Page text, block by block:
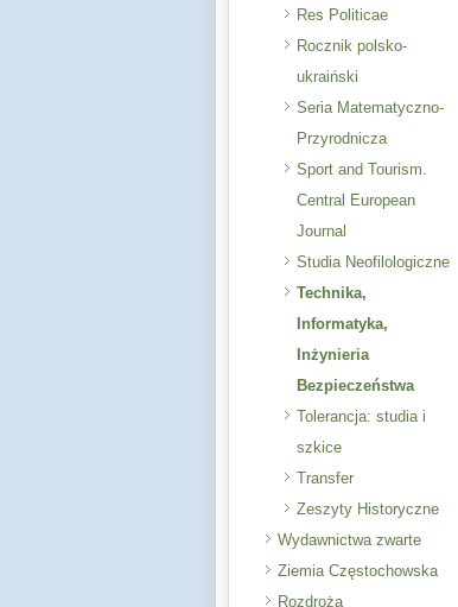
Res Politicae
Rocznik polsko-
ukraiński
Seria Matematyczno-
Przyrodnicza
Sport and Tourism.
Central European
Journal
Studia Neofilologiczne
Technika,
Informatyka,
Inżynieria
Bezpieczeństwa
Tolerancja: studia i
szkice
Transfer
Zeszyty Historyczne
Wydawnictwa zwarte
Ziemia Częstochowska
Rozdroża